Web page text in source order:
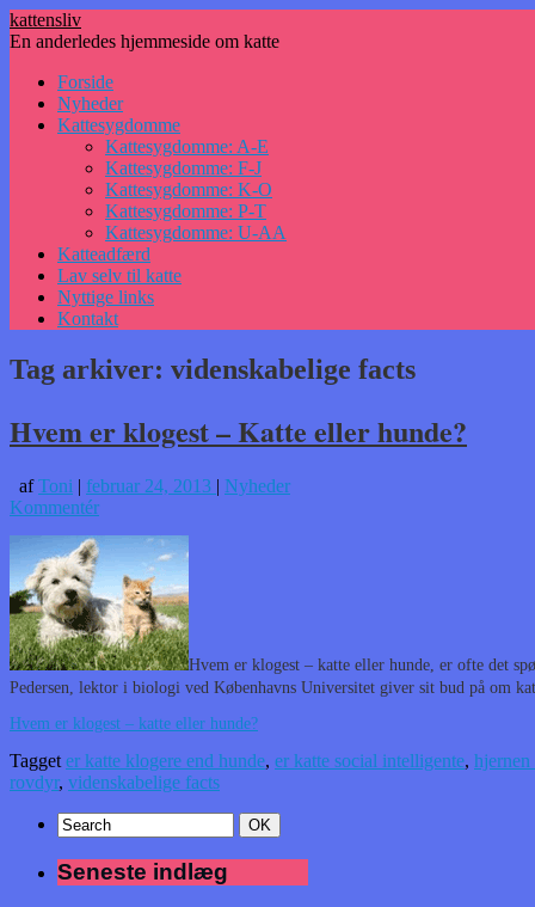
kattensliv
En anderledes hjemmeside om katte
Hop
indhold
Forside
Nyheder
Kattesygdomme
Kattesygdomme: A-E
Kattesygdomme: F-J
Kattesygdomme: K-O
Kattesygdomme: P-T
Kattesygdomme: U-AA
Katteadfærd
Lav selv til katte
Nyttige links
Kontakt
Tag arkiver: videnskabelige facts
Hvem er klogest – Katte eller hunde?
afToni | februar 24, 2013 | Nyheder
Kommentér
Hvem er klogest – katte eller hunde, er ofte det
Pedersen, lektor i biologi ved Københavns Universitet giver sit bud på om
Hvem er klogest – katte eller hunde?
Tagget er katte klogere end hunde, er katte social intelligente, hjernen
rovdyr, videnskabelige facts
Seneste indlæg